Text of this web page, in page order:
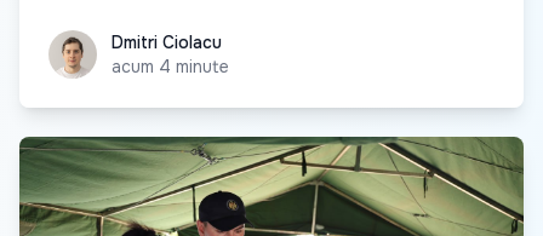
Dmitri Ciolacu
Dmitri Ciolacu
acum 4 minute